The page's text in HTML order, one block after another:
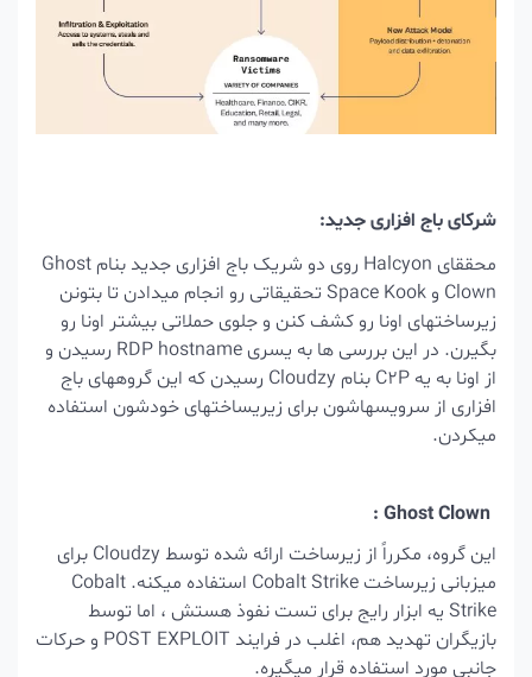
شرکای باج افزاری جدید:
محققای Halcyon روی دو شریک باج افزاری جدید بنام Ghost
Clown و Space Kook تحقیقاتی رو انجام میدادن تا بتونن
زیرساختهای اونا رو کشف کنن و جلوی حملاتی بیشتر اونا رو
بگیرن. در این بررسی ها به یسریRDP hostnameرسیدن و
از اونا به یه C2P بنام
Cloudzy رسیدن که این گروههای باج
افزاری از سرویسهاشون برای زیریساختهای خودشون استفاده
میکردن.
Ghost Clown :
این گروه، مکرراً از زیرساخت ارائه شده توسط Cloudzy برای
میزبانی زیرساخت Cobalt Strike استفاده میکنه. Cobalt
Strike یه ابزار رایج برای تست نفوذ هستش ، اما توسط
بازیگران تهدید هم، اغلب در فرایند POST EXPLOIT و حرکات
جانبی مورد استفاده قرار میگیره.